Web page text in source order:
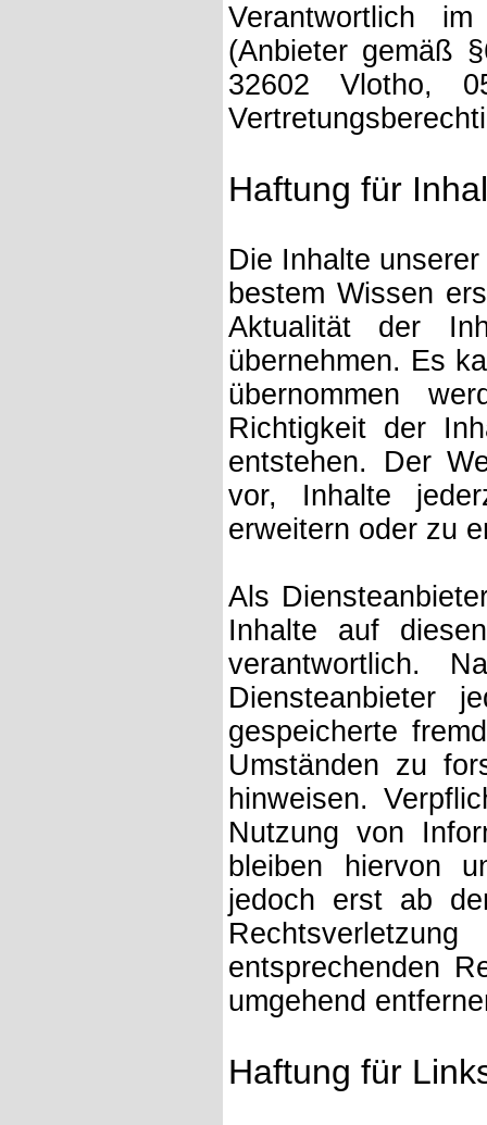
Verantwortlich
(Anbieter gemäß
32602 Vlotho,
Haftung für
Die Inhalte
bestem Wissen
Aktualität der
übernehmen. Es
übernommen
Richtigkeit der
entstehen. Der
vor, Inhalte
erweitern oder zu
Als
Inhalte auf
Diensteanbieter
gespeicherte
Umständen zu
hinweisen.
Nutzung von
bleiben hiervon
jedoch erst ab
entsprechenden
umgehend
Haftung für